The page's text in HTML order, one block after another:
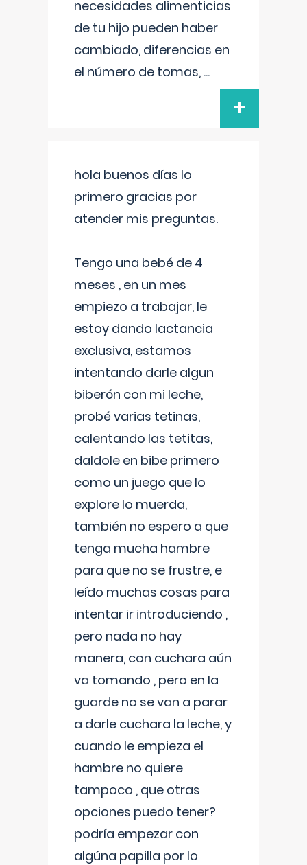
necesidades alimenticias
de tu hijo pueden haber
cambiado, diferencias en
el número de tomas, ...
+
hola buenos días lo
primero gracias por
atender mis preguntas.
Tengo una bebé de 4
meses , en un mes
empiezo a trabajar, le
estoy dando lactancia
exclusiva, estamos
intentando darle algun
biberón con mi leche,
probé varias tetinas,
calentando las tetitas,
daldole en bibe primero
como un juego que lo
explore lo muerda,
también no espero a que
tenga mucha hambre
para que no se frustre, e
leído muchas cosas para
intentar ir introduciendo ,
pero nada no hay
manera, con cuchara aún
va tomando , pero en la
guarde no se van a parar
a darle cuchara la leche, y
cuando le empieza el
hambre no quiere
tampoco , que otras
opciones puedo tener?
podría empezar con
algúna papilla por lo